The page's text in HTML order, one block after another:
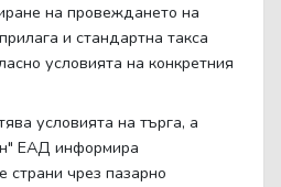
на провеждането на
и стандартна такса
условията на конкретния
условията на търга, а
ЕАД информира
страни чрез пазарно